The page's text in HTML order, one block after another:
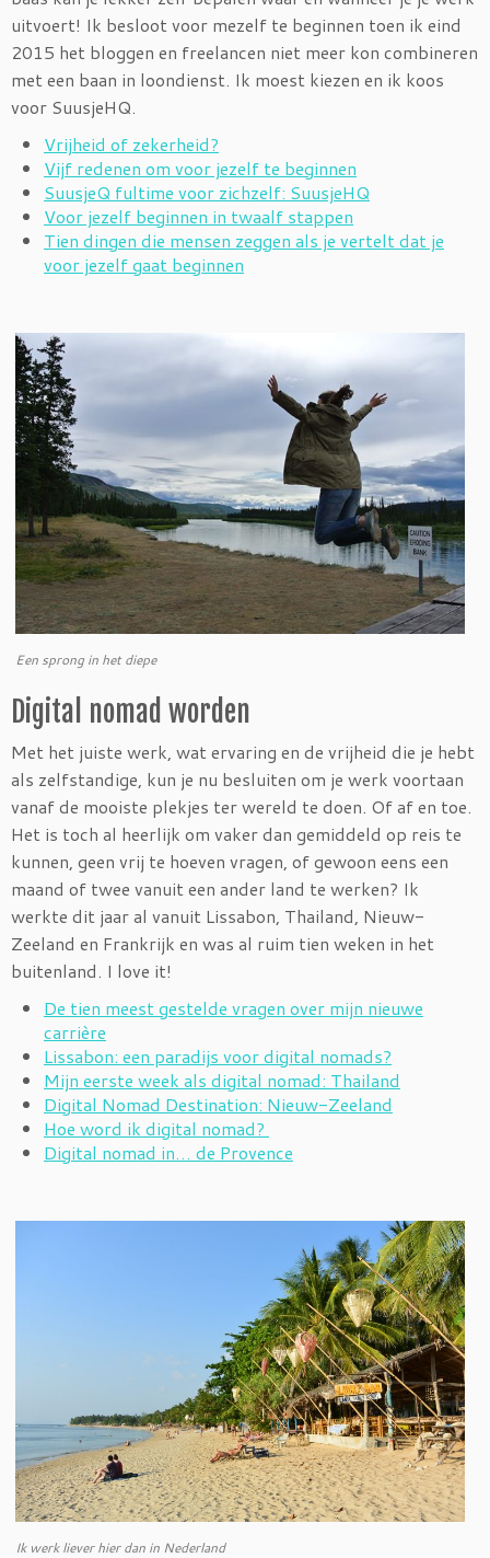
uitvoert! Ik besloot voor mezelf te beginnen toen ik eind
2015 het bloggen en freelancen niet meer kon combineren
met een baan in loondienst. Ik moest kiezen en ik koos
voor SuusjeHQ.
Vrijheid of zekerheid?
Vijf redenen om voor jezelf te beginnen
SuusjeQ fultime voor zichzelf: SuusjeHQ
Voor jezelf beginnen in twaalf stappen
Tien dingen die mensen zeggen als je vertelt dat je
voor jezelf gaat beginnen
Een sprong in het diepe
Digital nomad worden
Met het juiste werk, wat ervaring en de vrijheid die je hebt
als zelfstandige, kun je nu besluiten om je werk voortaan
vanaf de mooiste plekjes ter wereld te doen. Of af en toe.
Het is toch al heerlijk om vaker dan gemiddeld op reis te
kunnen, geen vrij te hoeven vragen, of gewoon eens een
maand of twee vanuit een ander land te werken? Ik
werkte dit jaar al vanuit Lissabon, Thailand, Nieuw-
Zeeland en Frankrijk en was al ruim tien weken in het
buitenland. I love it!
De tien meest gestelde vragen over mijn nieuwe
carrière
Lissabon: een paradijs voor digital nomads?
Mijn eerste week als digital nomad: Thailand
Digital Nomad Destination: Nieuw-Zeeland
Hoe word ik digital nomad?
Digital nomad in… de Provence
Ik werk liever hier dan in Nederland